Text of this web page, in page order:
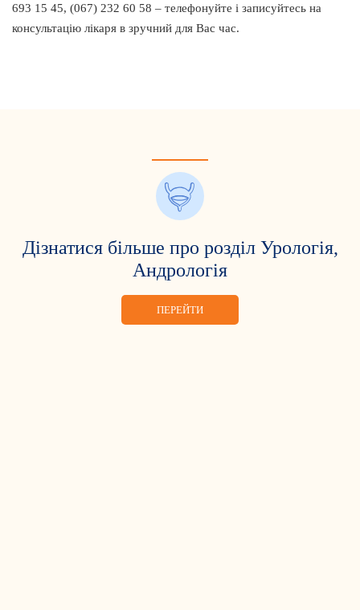
693 15 45, (067) 232 60 58 – телефонуйте і записуйтесь на
консультацію лікаря в зручний для Вас час.
Дізнатися більше про розділ Урологія,
Андрологія
ПЕРЕЙТИ